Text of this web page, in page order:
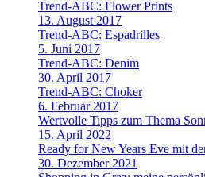
Trend-ABC: Flower Prints
13. August 2017
Trend-ABC: Espadrilles
5. Juni 2017
Trend-ABC: Denim
30. April 2017
Trend-ABC: Choker
6. Februar 2017
Wertvolle Tipps zum Thema
15. April 2022
Ready for New Years Eve mit
30. Dezember 2021